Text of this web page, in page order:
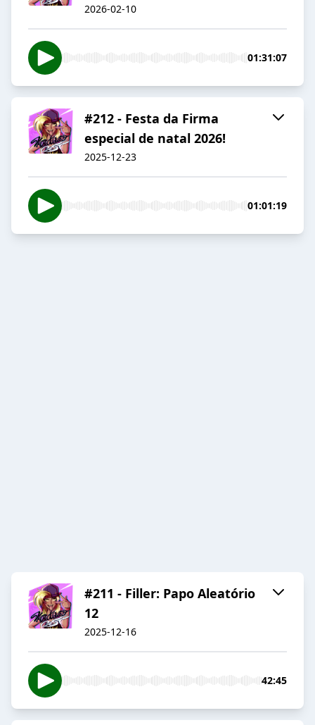
2026-02-10
01:31:07
#212 - Festa da Firma
especial de natal 2026!
2025-12-23
01:01:19
#211 - Filler: Papo Aleatório
12
2025-12-16
42:45